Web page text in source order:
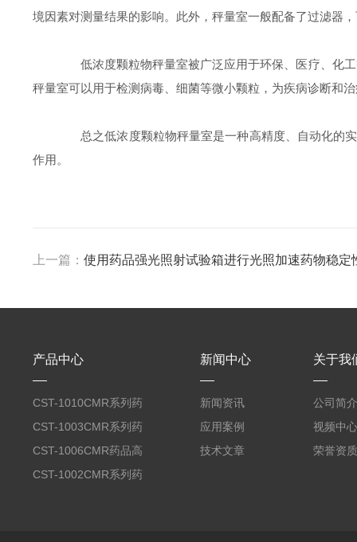
境因素对测量结果的影响。此外，秤量室一般配备了过滤器
低浓度颗粒物秤量室被广泛应用于环保、医疗、化工
秤量室可以用于检测病毒、细菌等微小颗粒，为疾病诊断和
总之低浓度颗粒物秤量室是一种高精度、自动化的实
作用。
上一篇： 使用药品强光照射试验箱进行光照加速药物稳定
产品中心
CST-1010CMR系列药
品高温试验箱
CST-1003CMR系列药
品高温试验箱
CST-1006CMR药品高
温试验箱
CST-1002CMR系列药
新闻中心
新闻资讯
应用案例
技术文章
关于我
公司简介
视频中心
荣誉资质